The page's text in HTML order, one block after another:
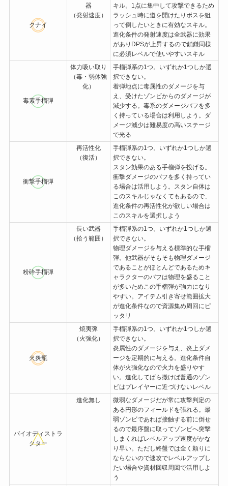
クナイ
器
（発射速度）
キル。1点に集中して攻撃できるため
ラッシュ時に道を開けたりボスを狙
って倒したいときに有効なスキル。
進化条件の発射速度は全武器に効果
がありDPSが上昇するので鎖鎌同様
に必須レベルで使いやすいスキル
毒素手榴弾
体力吸い取り
（毒・弱体強
化）
手榴弾系の1つ。いずれか1つしか選
択できない。
着弾地点に毒属性のダメージを与
え、受けたゾンビからのダメージが
減少する。毒系のダメージバフを多
く持っている場合は利用しよう。ダ
メージ減少は難易度の高いステージ
で光る
衝撃手榴弾
再活性化
（復活）
手榴弾系の1つ。いずれか1つしか選
択できない。
スタン効果のある手榴弾を投げる。
衝撃ダメージのバフを多く持ってい
る場合は活用しよう。スタン自体は
このスキルじゃなくてもあるので、
進化条件の再活性化が欲しい場合は
このスキルを選択しよう
粉砕手榴弾
長い武器
（拾う範囲）
手榴弾系の1つ。いずれか1つしか選
択できない。
物理ダメージを与える標準的な手榴
弾。他武器がそもそも物理ダメージ
であることがほとんどであるためキ
ャラクターのバフは物理を盛ること
が多いためこの手榴弾が強力になり
やすい。アイテム引き寄せ範囲拡大
が進化条件なので資源集め周回にピ
ッタリ
火炎瓶
焼夷弾
（火強化）
手榴弾系の1つ。いずれか1つしか選
択できない。
炎属性のダメージを与え、炎上ダメ
ージを定期的に与える。進化条件自
体が火強化なので火力を盛りやす
い。進化してばら撒けば普通のゾン
ビはプレイヤーに近づけないレベル
バイオディストラ
クター
進化無し
微弱なダメージだが常に攻撃判定の
ある円形のフィールドを張れる。最
弱ゾンビであれば接触する前に倒せ
るので最序盤に取ってゾンビへ突撃
しまくればレベルアップ速度がかな
り早い。ただし終盤では全く頼りに
ならないので速攻でレベルアップし
たい場合や資材回収周回で活用しよ
う